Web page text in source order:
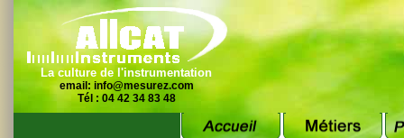
La culture de l'instrumentation
email: info@mesurez.com
Tél : 04 42 34 83 48